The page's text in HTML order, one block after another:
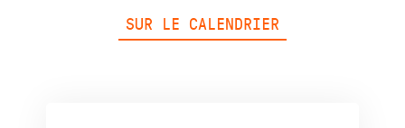
SUR LE CALENDRIER